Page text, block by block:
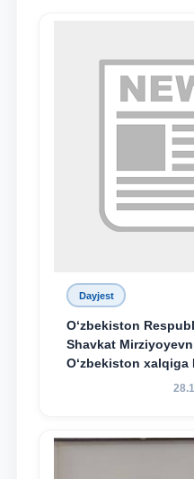
Dayjest
O‘zbekiston
Shavkat
O‘zbekiston
belgilangan
dayjesti